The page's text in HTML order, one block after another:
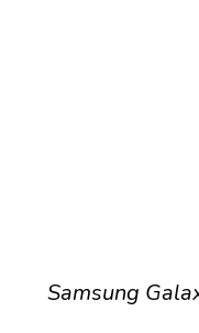
Samsung